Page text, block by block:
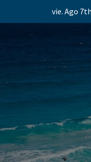
vie. Ago